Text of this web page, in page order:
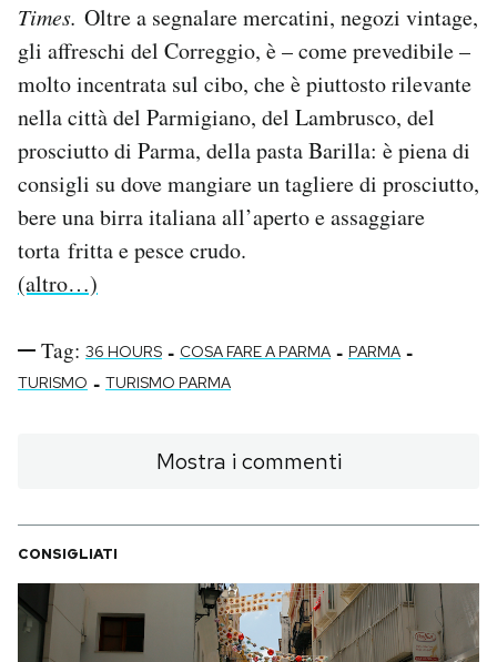
Times. Oltre a segnalare mercatini, negozi vintage,
gli affreschi del Correggio, è – come prevedibile –
molto incentrata sul cibo, che è piuttosto rilevante
nella città del Parmigiano, del Lambrusco, del
prosciutto di Parma, della pasta Barilla: è piena di
consigli su dove mangiare un tagliere di prosciutto,
bere una birra italiana all’aperto e assaggiare
torta fritta e pesce crudo.
(altro…)
Tag: 36 HOURS - COSA FARE A PARMA - PARMA -
TURISMO - TURISMO PARMA
Mostra i commenti
CONSIGLIATI